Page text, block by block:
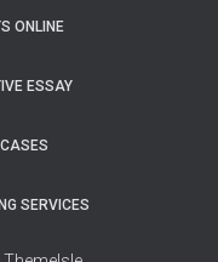
ONLINE
ESSAY
SERVICES